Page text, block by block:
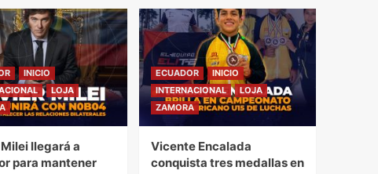
INICIO
LOJA
llegará a
para mantener
ECUADOR
INICIO
INTERNACIONAL
LOJA
ZAMORA
Vicente Encalada
conquista tres medallas en